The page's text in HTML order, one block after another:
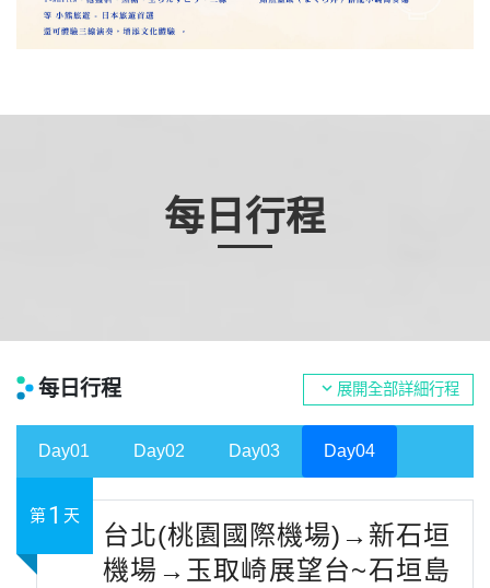
每日行程
每日行程 expand_more 展開全部詳細行程
Day01 Day02 Day03 Day04
第1 天
台北(桃園國際機場)→新石垣
機場→玉取崎展望台~石垣島